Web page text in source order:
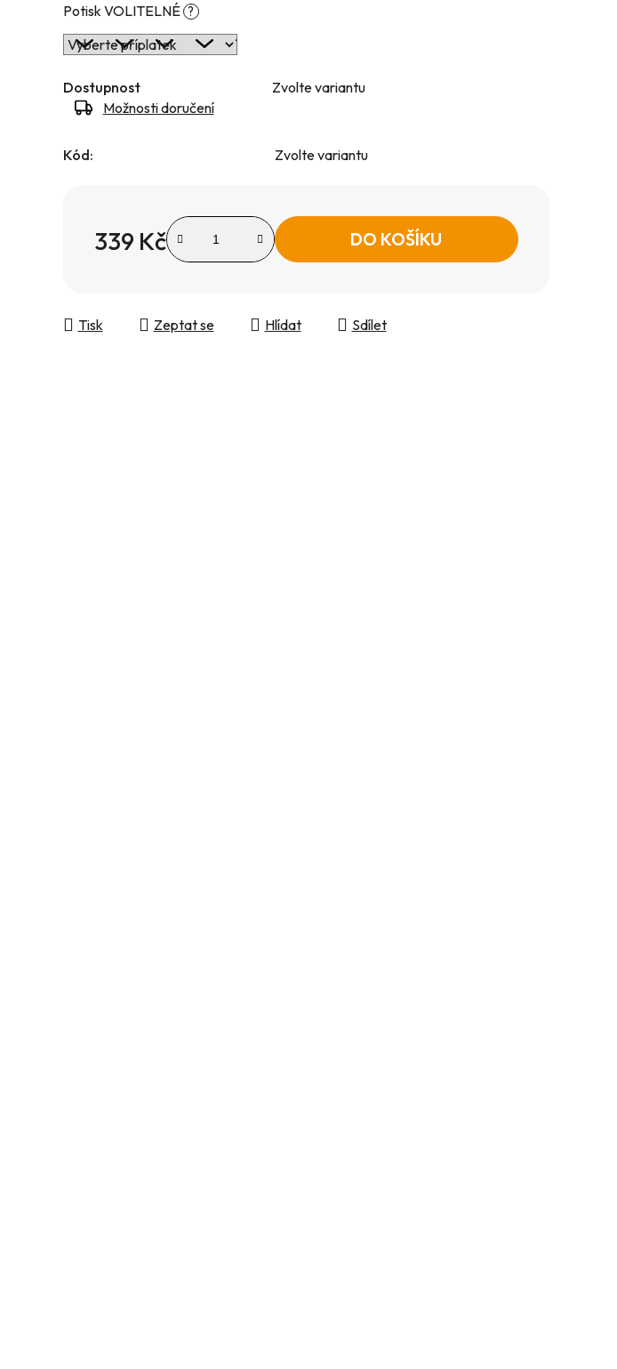
Potisk VOLITELNÉ ?
Dostupnost
Zvolte variantu
Možnosti doručení
Kód: Zvolte variantu
339 Kč DO KOŠÍKU
Tisk Zeptat se Hlídat Sdílet